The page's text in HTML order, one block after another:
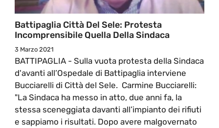
Battipaglia Città Del Sele: Protesta
Incomprensibile Quella Della Sindaca
3 Marzo 2021
BATTIPAGLIA - Sulla vuota protesta della Sindaca
d'avanti all’Ospedale di Battipaglia interviene
Bucciarelli di Città del Sele. Carmine Bucciarelli:
"La Sindaca ha messo in atto, due anni fa, la
stessa sceneggiata davanti all’impianto dei rifiuti
e sappiamo i risultati. Dopo avere malgovernato